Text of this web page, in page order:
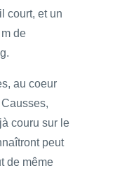
court, et un
de
au coeur
couru sur le
peut
de même